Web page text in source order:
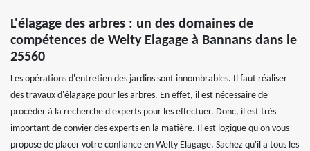
L'élagage des arbres : un des domaines de
compétences de Welty Elagage à Bannans dans le
25560
Les opérations d'entretien des jardins sont innombrables. Il faut réaliser
des travaux d'élagage pour les arbres. En effet, il est nécessaire de
procéder à la recherche d'experts pour les effectuer. Donc, il est très
important de convier des experts en la matière. Il est logique qu'on vous
propose de placer votre confiance en Welty Elagage. Sachez qu'il a tous les